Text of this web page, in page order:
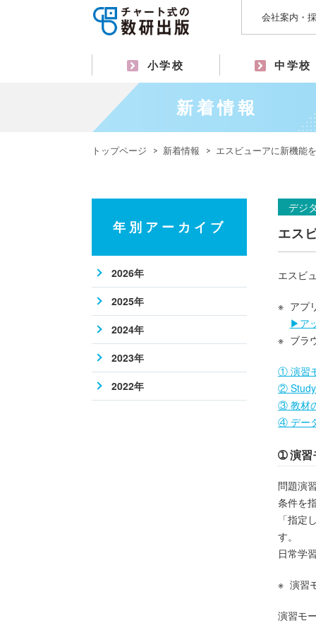
会社案内・
小学校 中学校
新着情報
トップページ 新着情報 エスビューアに新機能
デジ
エス
エスビ
アプ
▶ア
ブラ
① 演習
②
③ 教材
④ デー
➀ 演習
問題演
条件を
「指定
す。
日常学
演習
演習モ
年別アーカイブ
2026年
2025年
2024年
2023年
2022年